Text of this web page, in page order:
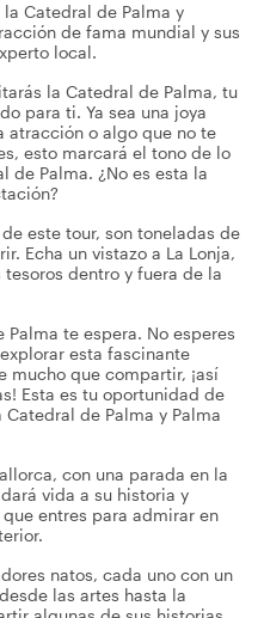
Catedral de Palma y
de fama mundial y sus
local.
la Catedral de Palma, tu
para ti. Ya sea una joya
atracción o algo que no te
esto marcará el tono de lo
de Palma. ¿No es esta la
este tour, son toneladas de
Echa un vistazo a La Lonja,
tesoros dentro y fuera de la
te espera. No esperes
esta fascinante
mucho que compartir, ¡así
Esta es tu oportunidad de
de Palma y Palma
con una parada en la
vida a su historia y
entres para admirar en
natos, cada uno con un
las artes hasta la